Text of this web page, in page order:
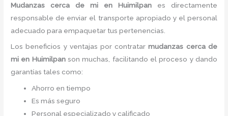
Mudanzas cerca de mi en Huimilpan es directamente
responsable de enviar el transporte apropiado y el personal
adecuado para empaquetar tus pertenencias.
Los beneficios y ventajas por contratarmudanzas cerca de
mi en Huimilpanson muchas, facilitando el proceso y dando
garantías tales como:
Ahorro en tiempo
Es más seguro
Personal especializado y calificado